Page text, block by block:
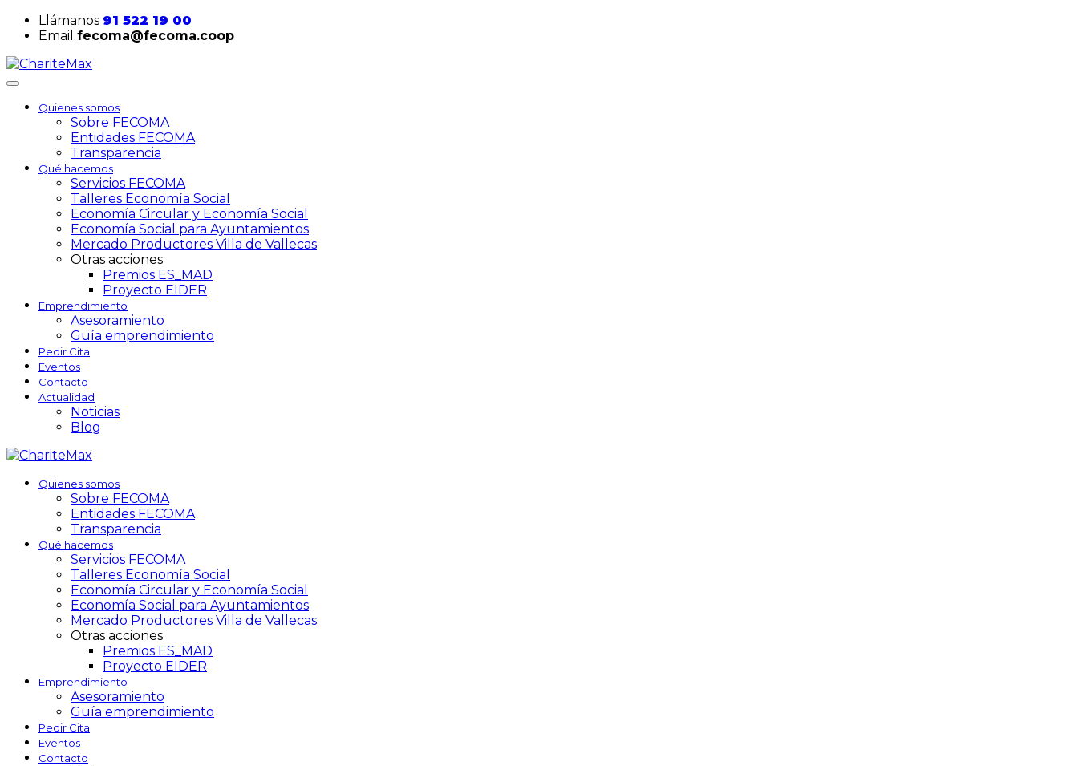
Llámanos 91 522 19 00
Email fecoma@fecoma.coop
Quienes somos
Sobre FECOMA
Entidades FECOMA
Transparencia
Qué hacemos
Servicios FECOMA
Talleres Economía Social
Economía Circular y Economía Social
Economía Social para Ayuntamientos
Mercado Productores Villa de Vallecas
Otras acciones
Premios ES_MAD
Proyecto EIDER
Emprendimiento
Asesoramiento
Guía emprendimiento
Pedir Cita
Eventos
Contacto
Actualidad
Noticias
Blog
Quienes somos
Sobre FECOMA
Entidades FECOMA
Transparencia
Qué hacemos
Servicios FECOMA
Talleres Economía Social
Economía Circular y Economía Social
Economía Social para Ayuntamientos
Mercado Productores Villa de Vallecas
Otras acciones
Premios ES_MAD
Proyecto EIDER
Emprendimiento
Asesoramiento
Guía emprendimiento
Pedir Cita
Eventos
Contacto